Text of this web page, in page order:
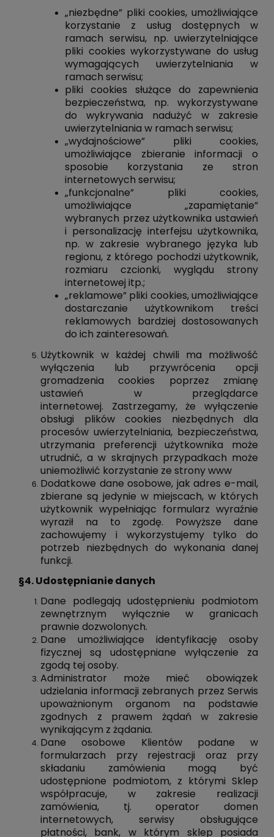
„niezbędne” pliki cookies, umożliwiające
korzystanie z usług dostępnych w
ramach serwisu, np. uwierzytelniające
pliki cookies wykorzystywane do usług
wymagających uwierzytelniania w
ramach serwisu;
pliki cookies służące do zapewnienia
bezpieczeństwa, np. wykorzystywane
do wykrywania nadużyć w zakresie
uwierzytelniania w ramach serwisu;
„wydajnościowe” pliki cookies,
umożliwiające zbieranie informacji o
sposobie korzystania ze stron
internetowych serwisu;
„funkcjonalne” pliki cookies,
umożliwiające „zapamiętanie”
wybranych przez użytkownika ustawień
i personalizację interfejsu użytkownika,
np. w zakresie wybranego języka lub
regionu, z którego pochodzi użytkownik,
rozmiaru czcionki, wyglądu strony
internetowej itp.;
„reklamowe” pliki cookies, umożliwiające
dostarczanie użytkownikom treści
reklamowych bardziej dostosowanych
do ich zainteresowań.
Użytkownik w każdej chwili ma możliwość
wyłączenia lub przywrócenia opcji
gromadzenia cookies poprzez zmianę
ustawień w przeglądarce
internetowej. Zastrzegamy, że wyłączenie
obsługi plików cookies niezbędnych dla
procesów uwierzytelniania, bezpieczeństwa,
utrzymania preferencji użytkownika może
utrudnić, a w skrajnych przypadkach może
uniemożliwić korzystanie ze strony www
Dodatkowe dane osobowe, jak adres e-mail,
zbierane są jedynie w miejscach, w których
użytkownik wypełniając formularz wyraźnie
wyraził na to zgodę. Powyższe dane
zachowujemy i wykorzystujemy tylko do
potrzeb niezbędnych do wykonania danej
funkcji.
§4. Udostępnianie danych
Dane podlegają udostępnieniu podmiotom
zewnętrznym wyłącznie w granicach
prawnie dozwolonych.
Dane umożliwiające identyfikację osoby
fizycznej są udostępniane wyłączenie za
zgodą tej osoby.
Administrator może mieć obowiązek
udzielania informacji zebranych przez Serwis
upoważnionym organom na podstawie
zgodnych z prawem żądań w zakresie
wynikającym z żądania.
Dane osobowe Klientów podane w
formularzach przy rejestracji oraz przy
składaniu zamówienia mogą być
udostępnione podmiotom, z którymi Sklep
współpracuje, w zakresie realizacji
zamówienia, tj. operator domen
internetowych, serwisy obsługujące
płatności, bank, w którym sklep posiada